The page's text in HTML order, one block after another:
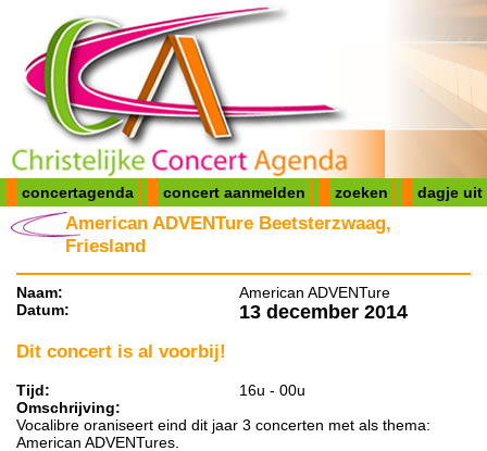
concertagenda concert aanmelden zoeken dagje uit
American ADVENTure Beetsterzwaag,
Friesland
Naam:
American ADVENTure
Datum:
13 december 2014
Dit concert is al voorbij!
Tijd:
16u - 00u
Omschrijving:
Vocalibre oraniseert eind dit jaar 3 concerten met als thema:
American ADVENTures.